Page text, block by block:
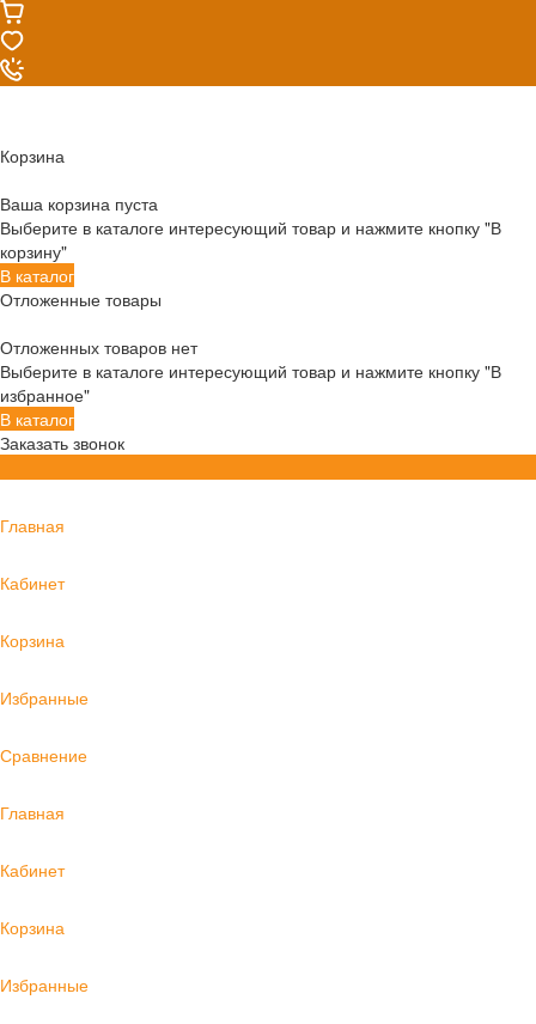
Корзина
Ваша корзина пуста
Выберите в каталоге интересующий товар и нажмите кнопку "В
корзину"
В каталог
Отложенные товары
Отложенных товаров нет
Выберите в каталоге интересующий товар и нажмите кнопку "В
избранное"
В каталог
Заказать звонок
Главная
Кабинет
Корзина
Избранные
Сравнение
Главная
Кабинет
Корзина
Избранные